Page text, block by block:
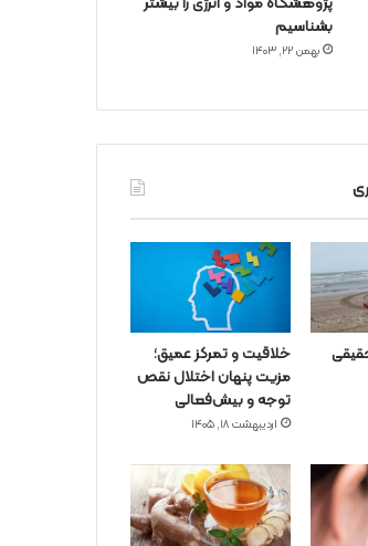
بشناسیم
بهمن ۲۲, ۱۴۰۳
خلاقیت و تمرکز عمیق؛
مزیت پنهان اختلال نقص
توجه و بیش‌فعالی
اردیبهشت ۱۸, ۱۴۰۵